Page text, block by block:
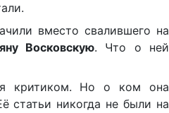
вместо свалившего на
Восковскую. Что о ней
критиком. Но о ком она
статьи никогда не были на